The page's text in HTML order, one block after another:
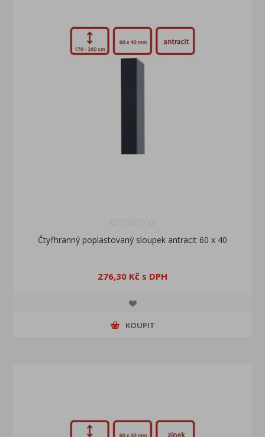
Čtyřhranný poplastovaný sloupek antracit 60 x 40
276,30 Kč s DPH
KOUPIT